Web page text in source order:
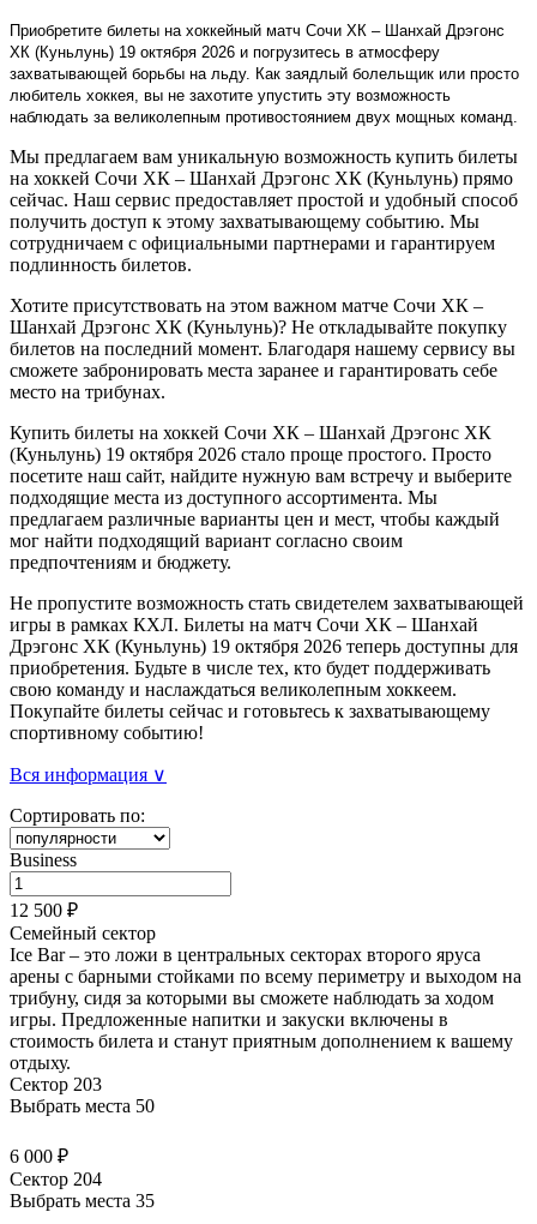
Приобретите билеты на хоккейный матч Сочи ХК – Шанхай Дрэгонс
ХК (Куньлунь) 19 октября 2026 и погрузитесь в атмосферу
захватывающей борьбы на льду. Как заядлый болельщик или просто
любитель хоккея, вы не захотите упустить эту возможность
наблюдать за великолепным противостоянием двух мощных команд.
Мы предлагаем вам уникальную возможность купить билеты
на хоккей Сочи ХК – Шанхай Дрэгонс ХК (Куньлунь) прямо
сейчас. Наш сервис предоставляет простой и удобный способ
получить доступ к этому захватывающему событию. Мы
сотрудничаем с официальными партнерами и гарантируем
подлинность билетов.
Хотите присутствовать на этом важном матче Сочи ХК –
Шанхай Дрэгонс ХК (Куньлунь)? Не откладывайте покупку
билетов на последний момент. Благодаря нашему сервису вы
сможете забронировать места заранее и гарантировать себе
место на трибунах.
Купить билеты на хоккей Сочи ХК – Шанхай Дрэгонс ХК
(Куньлунь) 19 октября 2026 стало проще простого. Просто
посетите наш сайт, найдите нужную вам встречу и выберите
подходящие места из доступного ассортимента. Мы
предлагаем различные варианты цен и мест, чтобы каждый
мог найти подходящий вариант согласно своим
предпочтениям и бюджету.
Не пропустите возможность стать свидетелем захватывающей
игры в рамках КХЛ. Билеты на матч Сочи ХК – Шанхай
Дрэгонс ХК (Куньлунь) 19 октября 2026 теперь доступны для
приобретения. Будьте в числе тех, кто будет поддерживать
свою команду и наслаждаться великолепным хоккеем.
Покупайте билеты сейчас и готовьтесь к захватывающему
спортивному событию!
Вся информация ∨
Сортировать по:
Business
12 500 ₽
Семейный сектор
Ice Bar – это ложи в центральных секторах второго яруса
арены с барными стойками по всему периметру и выходом на
трибуну, сидя за которыми вы сможете наблюдать за ходом
игры. Предложенные напитки и закуски включены в
стоимость билета и станут приятным дополнением к вашему
отдыху.
Сектор 203
Выбрать места 50
6 000 ₽
Сектор 204
Выбрать места 35